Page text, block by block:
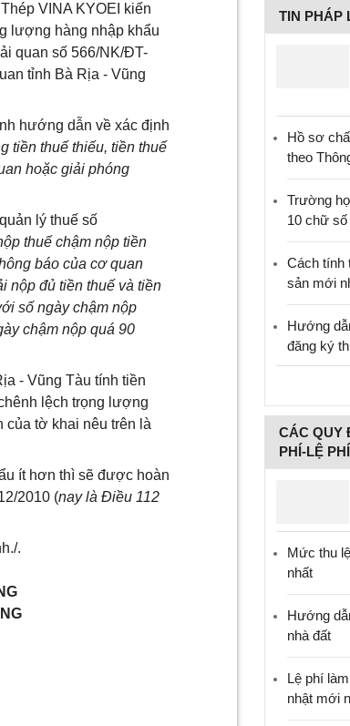
VINA KYOEI kiến
lượng hàng nhập khẩu
quan số 566/NK/ĐT-
tỉnh Bà Rịa - Vũng
hướng dẫn về xác định
tiền thuế thiếu, tiền thuế
hoặc giải phóng
lý thuế số
thuế chậm nộp tiền
báo của cơ quan
nộp đủ tiền thuế và tiền
số ngày chậm nộp
chậm nộp quá 90
- Vũng Tàu tính tiền
lệch trọng lượng
tờ khai nêu trên là
ít hơn thì sẽ được hoàn
2010 (nay là Điều 112
.
TIN PHÁP
Hồ sơ
theo
Trường
10 chữ
Cách tính
sản mới
Hướng
đăng ký
CÁC QUY
PHÍ-LỆ PHÍ
Mức thu
nhất
Hướng
nhà đất
Lệ phí
nhật mới